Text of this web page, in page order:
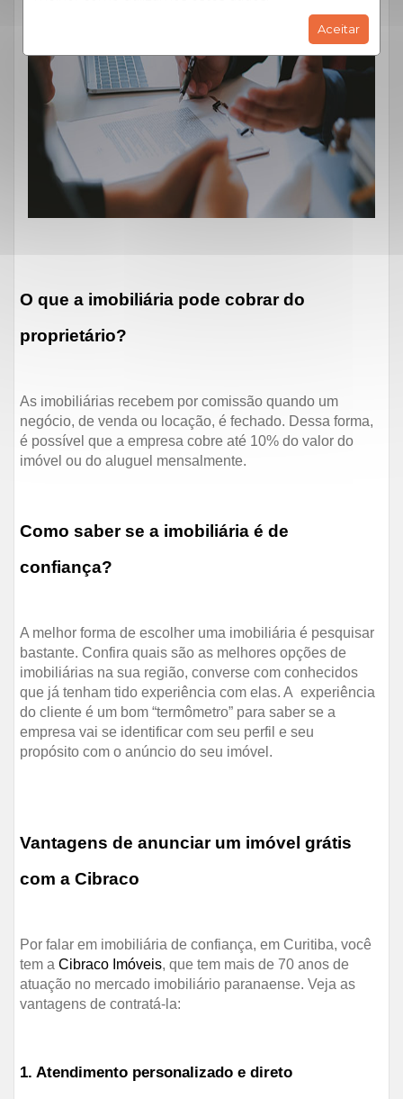
Aceitar
O que a imobiliária pode cobrar do
proprietário?
As imobiliárias recebem por comissão quando um
negócio, de venda ou locação, é fechado. Dessa forma,
é possível que a empresa cobre até 10% do valor do
imóvel ou do aluguel mensalmente.
Como saber se a imobiliária é de
confiança?
A melhor forma de escolher uma imobiliária é pesquisar
bastante. Confira quais são as melhores opções de
imobiliárias na sua região, converse com conhecidos
que já tenham tido experiência com elas. A experiência
do cliente é um bom “termômetro” para saber se a
empresa vai se identificar com seu perfil e seu
propósito com o anúncio do seu imóvel.
Vantagens de anunciar um imóvel grátis
com a Cibraco
Por falar em imobiliária de confiança, em Curitiba, você
tem a Cibraco Imóveis, que tem mais de 70 anos de
atuação no mercado imobiliário paranaense. Veja as
vantagens de contratá-la:
1. Atendimento personalizado e direto